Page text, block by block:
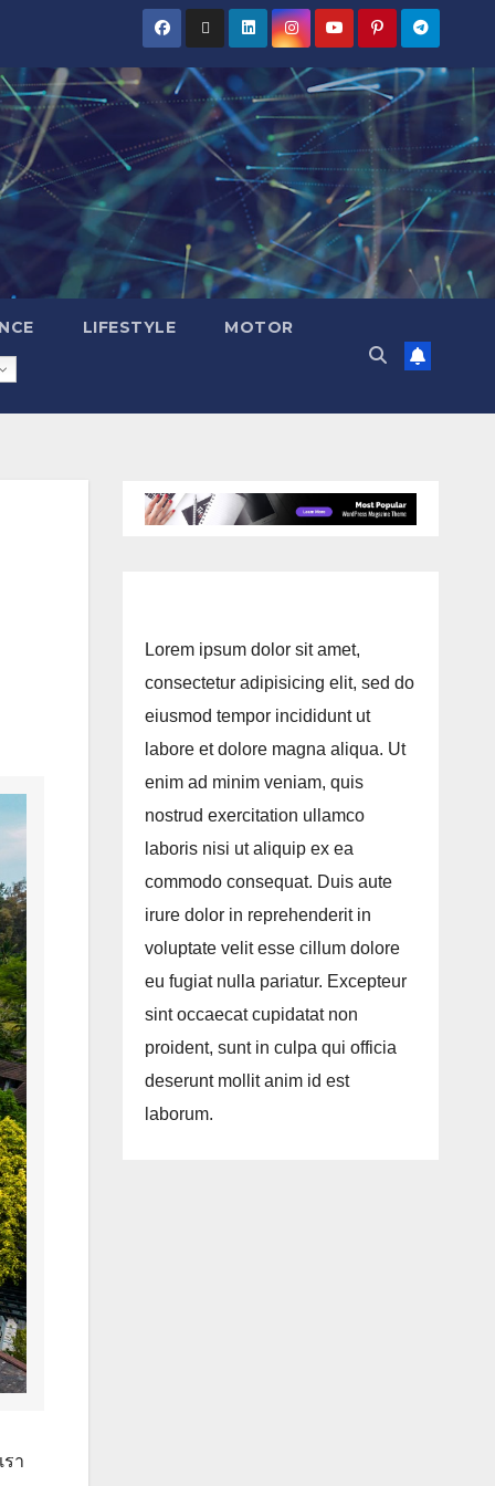
LIFESTYLE MOTOR
า
Lorem ipsum dolor sit amet,
consectetur adipisicing elit, sed do
eiusmod tempor incididunt ut
labore et dolore magna aliqua. Ut
enim ad minim veniam, quis
nostrud exercitation ullamco
laboris nisi ut aliquip ex ea
commodo consequat. Duis aute
irure dolor in reprehenderit in
voluptate velit esse cillum dolore
eu fugiat nulla pariatur. Excepteur
sint occaecat cupidatat non
proident, sunt in culpa qui officia
deserunt mollit anim id est
laborum.